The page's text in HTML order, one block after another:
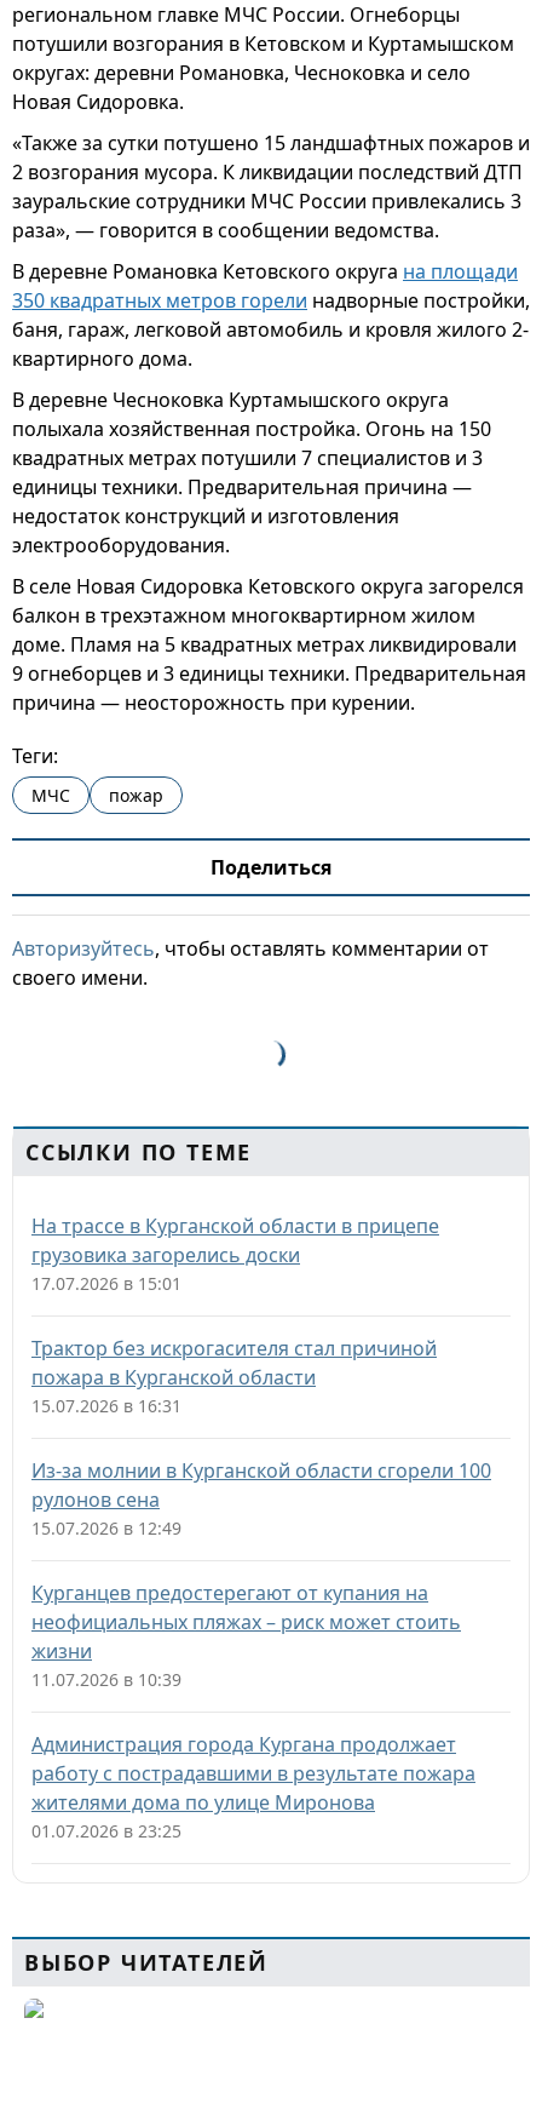
региональном главке МЧС России. Огнеборцы
потушили возгорания в Кетовском и Куртамышском
округах: деревни Романовка, Чесноковка и село
Новая Сидоровка.
«Также за сутки потушено 15 ландшафтных пожаров и
2 возгорания мусора. К ликвидации последствий ДТП
зауральские сотрудники МЧС России привлекались 3
раза», — говорится в сообщении ведомства.
В деревне Романовка Кетовского округа на площади
350 квадратных метров горели надворные постройки,
баня, гараж, легковой автомобиль и кровля жилого 2-
квартирного дома.
В деревне Чесноковка Куртамышского округа
полыхала хозяйственная постройка. Огонь на 150
квадратных метрах потушили 7 специалистов и 3
единицы техники. Предварительная причина —
недостаток конструкций и изготовления
электрооборудования.
В селе Новая Сидоровка Кетовского округа загорелся
балкон в трехэтажном многоквартирном жилом
доме. Пламя на 5 квадратных метрах ликвидировали
9 огнеборцев и 3 единицы техники. Предварительная
причина — неосторожность при курении.
Теги:
МЧС пожар
Поделиться
Авторизуйтесь, чтобы оставлять комментарии от
своего имени.
ССЫЛКИ ПО ТЕМЕ
На трассе в Курганской области в прицепе
грузовика загорелись доски
17.07.2026 в 15:01
Трактор без искрогасителя стал причиной
пожара в Курганской области
15.07.2026 в 16:31
Из-за молнии в Курганской области сгорели 100
рулонов сена
15.07.2026 в 12:49
Курганцев предостерегают от купания на
неофициальных пляжах – риск может стоить
жизни
11.07.2026 в 10:39
Администрация города Кургана продолжает
работу с пострадавшими в результате пожара
жителями дома по улице Миронова
01.07.2026 в 23:25
ВЫБОР ЧИТАТЕЛЕЙ